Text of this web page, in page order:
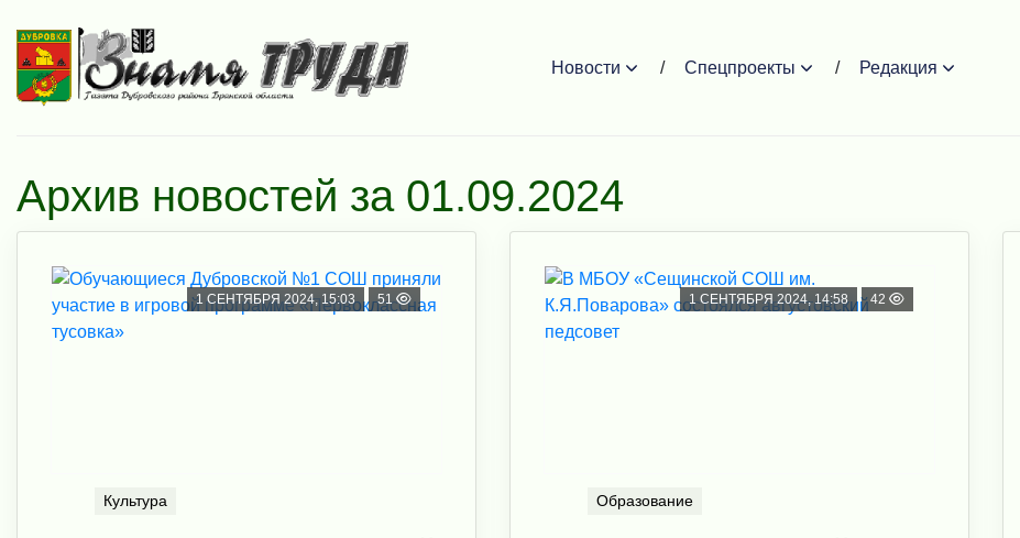
Новости Спецпроекты Редакция
Архив новостей за 01.09.2024
1 СЕНТЯБРЯ 2024, 15:03 51
Культура
1 СЕНТЯБРЯ 2024, 14:58 42
Образование